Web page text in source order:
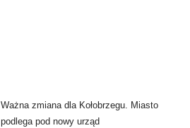
Ważna zmiana dla Kołobrzegu. Miasto
podlega pod nowy urząd